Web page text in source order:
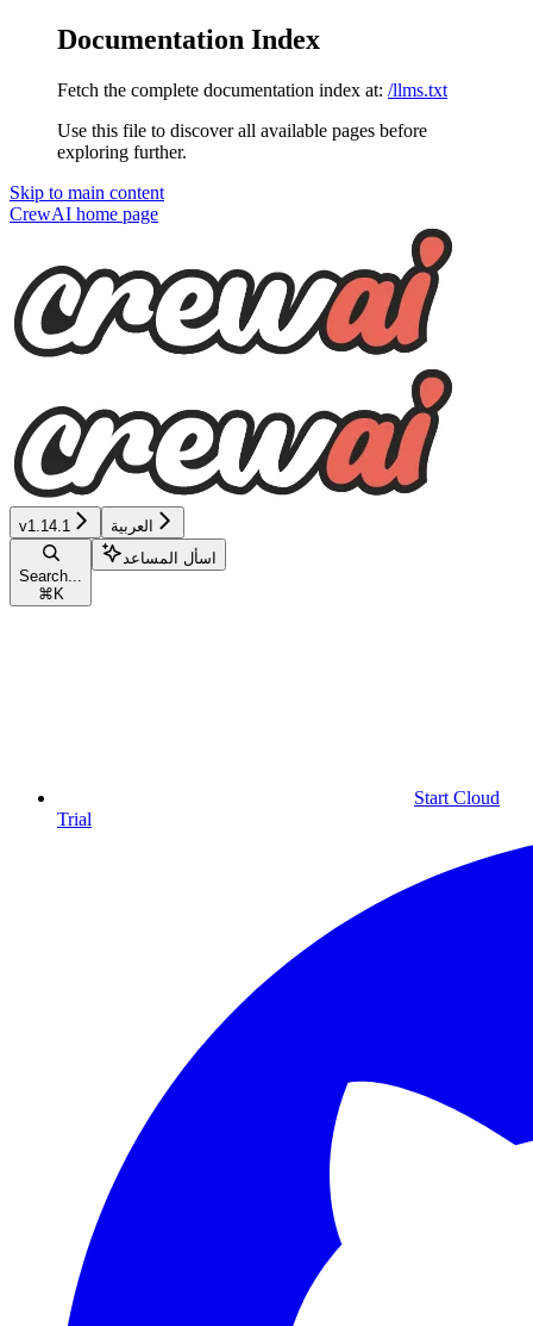
Documentation Index
Fetch the complete documentation index at: /llms.txt
Use this file to discover all available pages before
exploring further.
Skip to main content
CrewAI home page
v1.14.1 العربية
Search...
⌘ K
اسأل المساعد
Start Cloud
Trial